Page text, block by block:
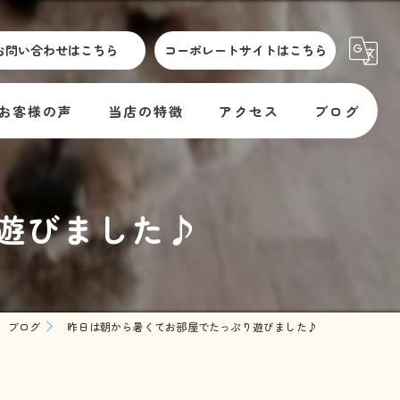
問い合わせはこちら コーポレートサイトはこちら
客様の声 当店の特徴
介護
訪問
預かり
アクセス ブログ
びました♪
ブログ 昨日は朝から暑くてお部屋でたっぷり遊びました♪